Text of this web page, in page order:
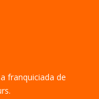
franquiciada de